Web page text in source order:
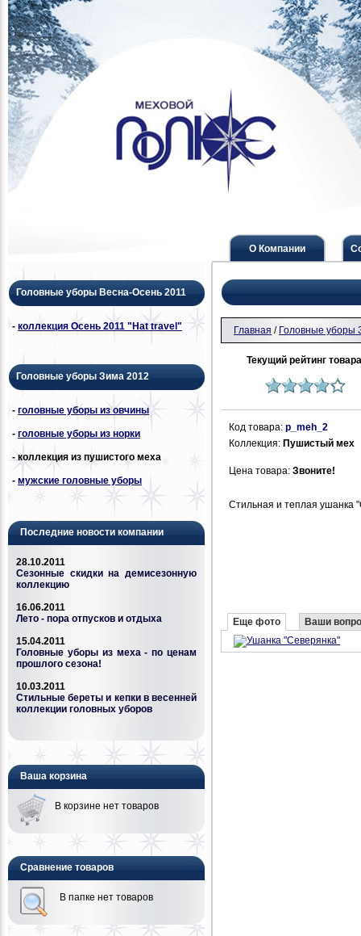
О Компании
Головные уборы Весна-Осень 2011
- коллекция Осень 2011 "Hat travel"
Головные уборы Зима 2012
- головные уборы из овчины
- головные уборы из норки
- коллекция из пушистого меха
- мужские головные уборы
Последние новости компании
28.10.2011
Сезонные скидки на демисезонную
коллекцию
16.06.2011
Лето - пора отпусков и отдыха
15.04.2011
Головные уборы из меха - по ценам
прошлого сезона!
10.03.2011
Стильные береты и кепки в весенней
коллекции головных уборов
Ваша корзина
В корзине нет товаров
Сравнение товаров
В папке нет товаров
Главная / Головные уборы
Текущий рейтинг
Код товара: p_meh_2
Коллекция: Пушистый мех
Цена товара: Звоните!
Стильная и теплая ушанка
Еще фото Ваши